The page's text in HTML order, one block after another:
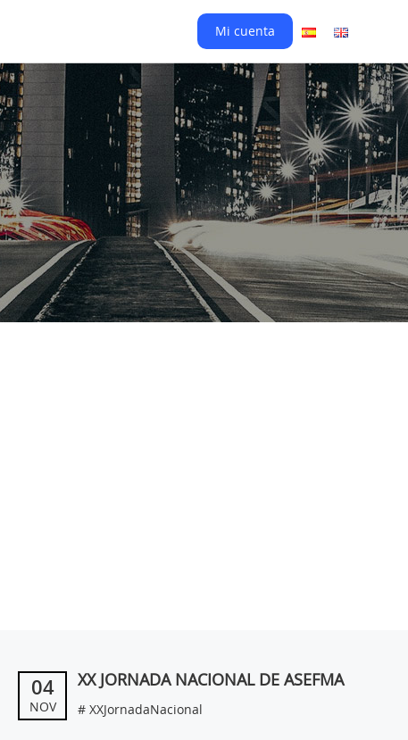
Mi cuenta
04
NOV
XX JORNADA NACIONAL DE ASEFMA
# XXJornadaNacional